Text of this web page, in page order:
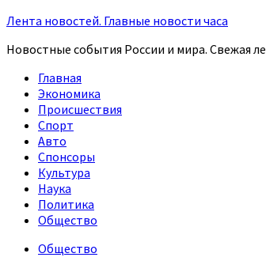
Лента новостей. Главные новости часа
Новостные события России и мира. Свежая
Главная
Экономика
Происшествия
Спорт
Авто
Спонсоры
Культура
Наука
Политика
Общество
Общество